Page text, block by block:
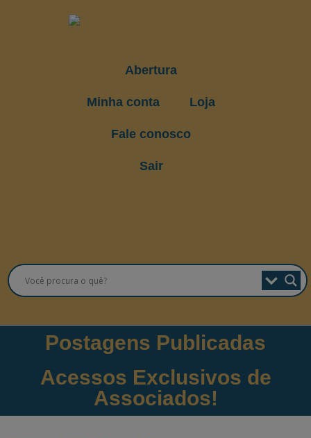
Abertura
Minha conta Loja
Fale conosco
Sair
Postagens Publicadas
Acessos Exclusivos de
Associados!